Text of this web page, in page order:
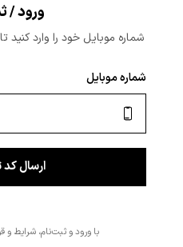
ورود /
شماره موبایل خود را وارد کنید
شماره موبایل
ارسال کد
با ورود و ثبت‌نام، شرایط و